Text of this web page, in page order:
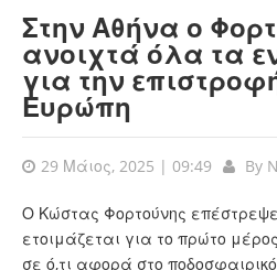
Στην Αθήνα ο
ανοιχτά όλα τα
για την
Ευρώπη
29 Μάιος, 2025 | 09:49 By
Ο Κώστας Φορτούνης
ετοιμάζεται για το πρώτο
σε ό,τι αφορά στο